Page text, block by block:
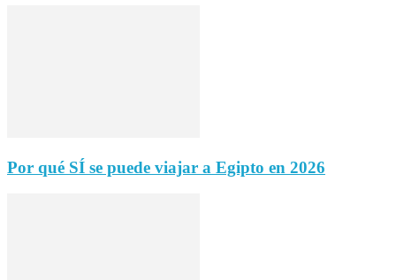
Por qué SÍ se puede viajar a Egipto en 2026